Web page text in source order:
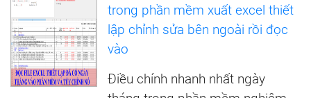
trong phần mềm xuất excel thiết
lập chỉnh sửa bên ngoài rồi đọc
vào
Điều chính nhanh nhất ngày